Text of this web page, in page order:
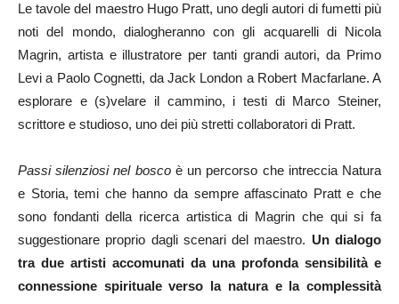
Le tavole del maestro Hugo Pratt, uno degli autori di fumetti più
noti del mondo, dialogheranno con gli acquarelli di Nicola
Magrin, artista e illustratore per tanti grandi autori, da Primo
Levi a Paolo Cognetti, da Jack London a Robert Macfarlane. A
esplorare e (s)velare il cammino, i testi di Marco Steiner,
scrittore e studioso, uno dei più stretti collaboratori di Pratt.
Passi silenziosi nel boscoè un percorso che intreccia Natura
e Storia, temi che hanno da sempre affascinato Pratt e che
sono fondanti della ricerca artistica di Magrin che qui si fa
suggestionare proprio dagli scenari del maestro. Un dialogo
tra due artisti accomunati da una profonda sensibilità e
connessione spirituale verso la natura e la complessità